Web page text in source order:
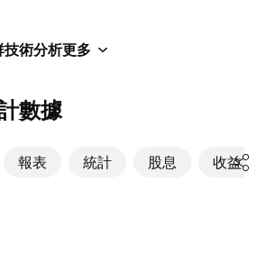
技術分析更多
數據
報表 統計 股息 收益